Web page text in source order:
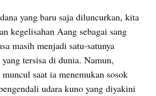
yang baru saja diluncurkan, kita
kegelisahan Aang sebagai sang
masih menjadi satu-satunya
tersisa di dunia. Namun,
muncul saat ia menemukan sosok
udara kuno yang diyakini